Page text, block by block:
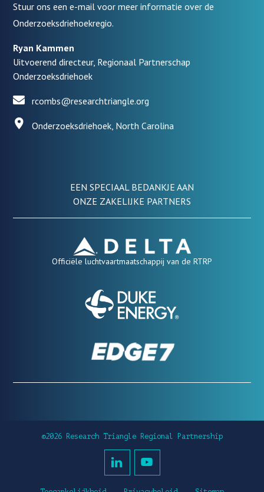
Stuur ons een e-mail voor meer informatie over de
Onderzoeksdriehoekregio.
Ryan Kammen
Uitvoerend directeur, Regionaal Partnerschap
Onderzoeksdriehoek
rcombs@researchtriangle.org
Onderzoeksdriehoek, North Carolina
EEN SPECIAAL BEDANKJE AAN
ONZE ZAKELIJKE PARTNERS
Officiële luchtvaartmaatschappij van de RTRP
©2026 Research Triangle Regional Partnership